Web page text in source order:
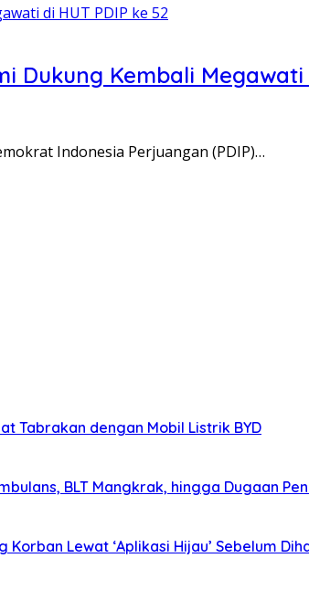
Dukung Kembali Megawati
Indonesia Perjuangan (PDIP)…
Tabrakan dengan Mobil Listrik BYD
BLT Mangkrak, hingga Dugaan
Lewat ‘Aplikasi Hijau’ Sebelum